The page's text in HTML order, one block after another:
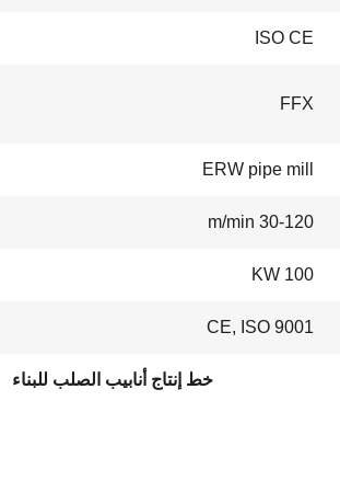
ISO CE
FFX
ERW pipe mill
30-120 m/min
100 KW
CE, ISO 9001
خط إنتاج أنابيب الصلب للبناء